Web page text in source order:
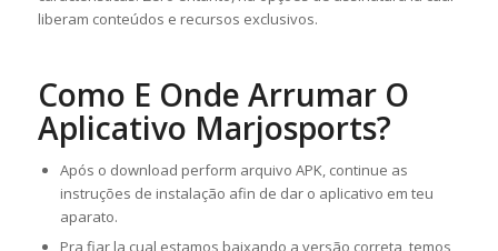
liberam conteúdos e recursos exclusivos.
Como E Onde Arrumar O
Aplicativo Marjosports?
Após o download perform arquivo APK, continue as
instruções de instalação afin de dar o aplicativo em teu
aparato.